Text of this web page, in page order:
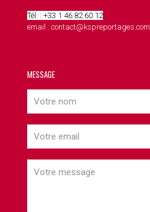
Tél. : +33 1 46 82 60 12
email : contact@kspreportages.com
MESSAGE